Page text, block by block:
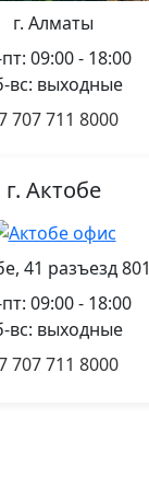
г. Алматы
09:00 - 18:00
вс: выходные
707 711 8000
г. Актобе
41 разъезд 801
09:00 - 18:00
вс: выходные
707 711 8000